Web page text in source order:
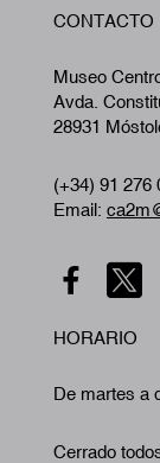
CONTACTO
Museo
Avda.
28931
(+34) 91 276
Email:
HORARIO
De martes a
Cerrado